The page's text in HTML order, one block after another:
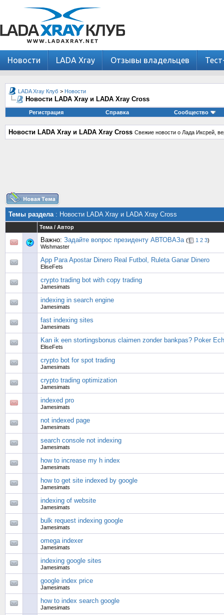
Новости LADA Xray Отзывы владельцев
LADA Xray Клуб > Новости
Новости LADA Xray и LADA Xray Cross
Регистрация Справка Сообщество
Новости LADA Xray и LADA Xray Cross Свежие новости о Лада Иксрей,
Темы раздела: Новости LADA Xray и LADA Xray Cross
Тема / Автор
Важно: Задайте вопрос президенту АВТОВАЗа ( 1 2 3)
Wishmaster
App Para Apostar Dinero Real Futbol, Ruleta Ganar Dinero
EliseFets
crypto trading bot with copy trading
Jamesimats
indexing in search engine
Jamesimats
fast indexing sites
Jamesimats
Kan ik een stortingsbonus claimen zonder bankpas? Poker
EliseFets
crypto bot for spot trading
Jamesimats
crypto trading optimization
Jamesimats
indexed pro
Jamesimats
not indexed page
Jamesimats
search console not indexing
Jamesimats
how to increase my h index
Jamesimats
how to get site indexed by google
Jamesimats
indexing of website
Jamesimats
bulk request indexing google
Jamesimats
omega indexer
Jamesimats
indexing google sites
Jamesimats
google index price
Jamesimats
how to index search google
Jamesimats